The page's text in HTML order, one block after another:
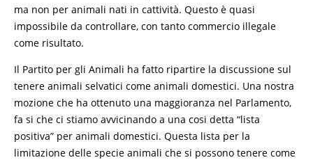
ma non per animali nati in cattività. Questo è quasi
impossibile da controllare, con tanto commercio illegale
come risultato.
Il Partito per gli Animali ha fatto ripartire la discussione sul
tenere animali selvatici come animali domestici. Una nostra
mozione che ha ottenuto una maggioranza nel Parlamento,
fa si che ci stiamo avvicinando a una cosi detta “lista
positiva” per animali domestici. Questa lista per la
limitazione delle specie animali che si possono tenere come